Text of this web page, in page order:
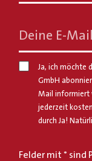
Deine E-
Ja, ich möchte
GmbH
Mail informiert
jederzeit
durch Ja!
Felder mit * sind